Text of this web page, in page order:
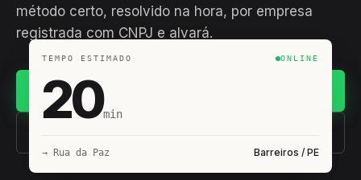
método certo, resolvido na hora, por empresa
registrada com CNPJ e alvará.
(11) 93407-8838
TEMPO ESTIMADO ONLINE
20min
→ Rua da Paz Barreiros / PE